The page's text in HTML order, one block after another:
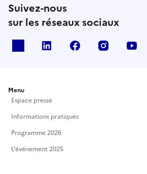
Suivez-nous
sur les réseaux sociaux
Linkedin Facebook Instagram
Menu
Espace presse
Informations pratiques
Programme 2026
L'événement 2025